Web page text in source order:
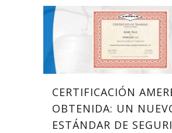
CERTIFICACIÓN
OBTENIDA: UN
ESTÁNDAR DE